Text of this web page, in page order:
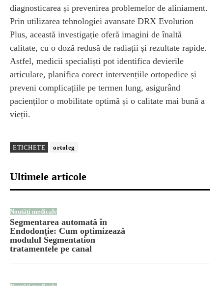
diagnosticarea și prevenirea problemelor de aliniament.
Prin utilizarea tehnologiei avansate DRX Evolution
Plus, această investigație oferă imagini de înaltă
calitate, cu o doză redusă de radiații și rezultate rapide.
Astfel, medicii specialiști pot identifica devierile
articulare, planifica corect intervențiile ortopedice și
preveni complicațiile pe termen lung, asigurând
pacienților o mobilitate optimă și o calitate mai bună a
vieții.
ETICHETE ortoleg
Ultimele articole
Noutăți medicale
Segmentarea automată în
Endodonție: Cum optimizează
modulul Segmentation
tratamentele pe canal